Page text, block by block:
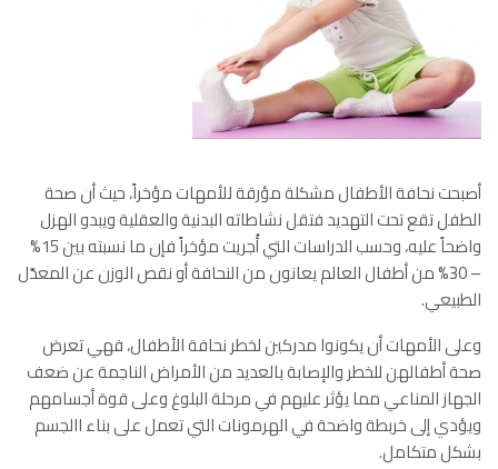
أصبحت نحافة الأطفال مشكلة مؤرقة للأمهات مؤخراً، حيث أن صحة
الطفل تقع تحت التهديد فتقل نشاطاته البدنية والعقلية ويبدو الهزل
واضحاً عليه، وحسب الدراسات التي أُجريت مؤخراً فإن ما نسبته بين 15%
– 30% من أطفال العالم يعانون من النحافة أو نقص الوزن عن المعدّل
الطبيعي.
وعلى الأمهات أن يكونوا مدركين لخطر نحافة الأطفال، فهي تعرض
صحة أطفالهن للخطر والإصابة بالعديد من الأمراض الناجمة عن ضعف
الجهاز المناعي مما يؤثر عليهم في مرحلة البلوغ وعلى قوة أجسامهم
ويؤدي إلى خربطة واضحة في الهرمونات التي تعمل على بناء االجسم
بشكل متكامل.